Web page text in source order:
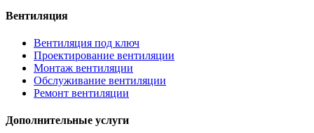
Вентиляция
Вентиляция под ключ
Проектирование вентиляции
Монтаж вентиляции
Обслуживание вентиляции
Ремонт вентиляции
Дополнительные услуги